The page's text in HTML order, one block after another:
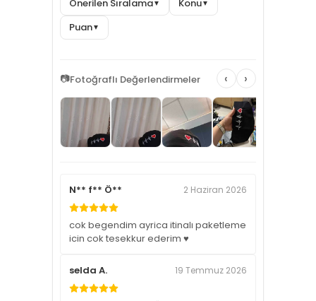
Önerilen Sıralama▼ Konu▼
Puan▼
📷Fotoğraflı Değerlendirmeler ‹ ›
N** f** Ö** 2 Haziran 2026
cok begendim ayrica itinalı paketleme
icin cok tesekkur ederim ♥️
selda A. 19 Temmuz 2026